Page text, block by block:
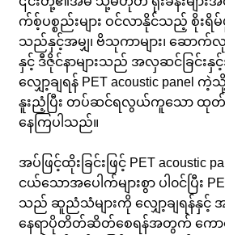
က်စ့်ပစ္စည်းများ ဝင်လာနိုင်သည့် စိုးရိမ်ပူ
သည်နှင့်အမျှ၊ ဗိသုကာများ၊ ဆောက်လု
နှင့် ဒီဇိုင်နာများသည် အလှဆင်ခြ
လျှော့ချရန် PET acoustic panel
နူးညံ့ပြီး တပ်ဆင်ရလွယ်ကူသော ထုတ်
နေကြပါသည်။
အပ်ဖြင့်ထိုးခြင်းဖြင့် PET acoustic
ငယ်သောအပေါက်များစွာ ပါ၀င်ပြီး
သည် ဆူညံသံများကို လျှော့ချရန်နှင့်
နေရာပိုတိတ်ဆိတ်စေရန်အတွက် ကောင်း